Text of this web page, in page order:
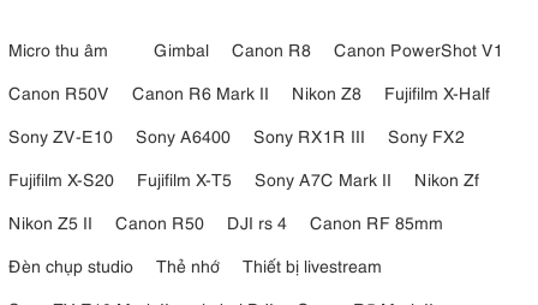
Micro thu âm Gimbal Canon R8
Canon PowerShot V1
Canon R50V
Canon R6 Mark II Nikon Z8
Fujifilm X-Half
Sony ZV-E10
Sony A6400 Sony RX1R III
Sony FX2
Fujifilm X-S20
Fujifilm X-T5 Sony A7C Mark II
Nikon Zf
Nikon Z5 II
Canon R50 DJI rs 4
Canon RF 85mm
Đèn chụp studio
Thẻ nhớ
Thiết bị livestream